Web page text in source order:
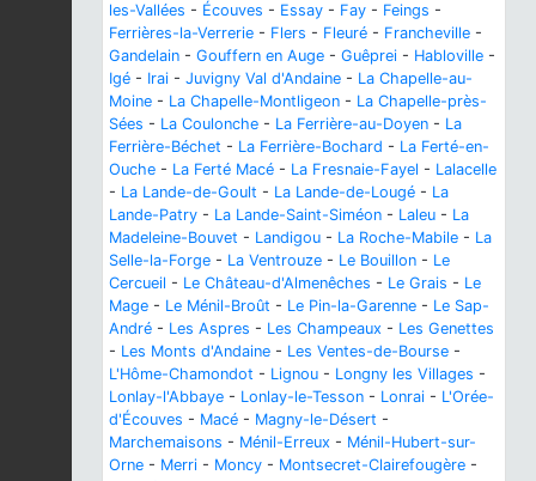
les-Vallées - Écouves - Essay - Fay - Feings -
Ferrières-la-Verrerie - Flers - Fleuré - Francheville -
Gandelain - Gouffern en Auge - Guêprei - Habloville -
Igé - Irai - Juvigny Val d'Andaine - La Chapelle-au-
Moine - La Chapelle-Montligeon - La Chapelle-près-
Sées - La Coulonche - La Ferrière-au-Doyen - La
Ferrière-Béchet - La Ferrière-Bochard - La Ferté-en-
Ouche - La Ferté Macé - La Fresnaie-Fayel - Lalacelle
- La Lande-de-Goult - La Lande-de-Lougé - La
Lande-Patry - La Lande-Saint-Siméon - Laleu - La
Madeleine-Bouvet - Landigou - La Roche-Mabile - La
Selle-la-Forge - La Ventrouze - Le Bouillon - Le
Cercueil - Le Château-d'Almenêches - Le Grais - Le
Mage - Le Ménil-Broût - Le Pin-la-Garenne - Le Sap-
André - Les Aspres - Les Champeaux - Les Genettes
- Les Monts d'Andaine - Les Ventes-de-Bourse -
L'Hôme-Chamondot - Lignou - Longny les Villages -
Lonlay-l'Abbaye - Lonlay-le-Tesson - Lonrai - L'Orée-
d'Écouves - Macé - Magny-le-Désert -
Marchemaisons - Ménil-Erreux - Ménil-Hubert-sur-
Orne - Merri - Moncy - Montsecret-Clairefougère -